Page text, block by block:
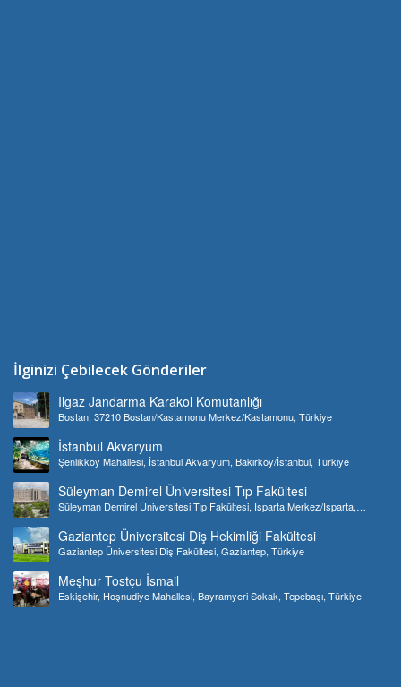
İlginizi Çebilecek Gönderiler
Ilgaz Jandarma Karakol Komutanlığı
Bostan, 37210 Bostan/Kastamonu Merkez/Kastamonu, Türkiye
İstanbul Akvaryum
Şenlikköy Mahallesi, İstanbul Akvaryum, Bakırköy/İstanbul, Türkiye
Süleyman Demirel Üniversitesi Tıp Fakültesi
Süleyman Demirel Üniversitesi Tıp Fakültesi, Isparta Merkez/Isparta,
Gaziantep Üniversitesi Diş Hekimliği Fakültesi
Gaziantep Üniversitesi Diş Fakültesi, Gaziantep, Türkiye
Meşhur Tostçu İsmail
Eskişehir, Hoşnudiye Mahallesi, Bayramyeri Sokak, Tepebaşı, Türkiye